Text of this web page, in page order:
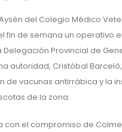
del Colegio Médico
fin de semana un operativo
Delegación Provincial de
autoridad, Cristóbal
de vacunas antirrábica y la
de la zona.
con el compromiso de